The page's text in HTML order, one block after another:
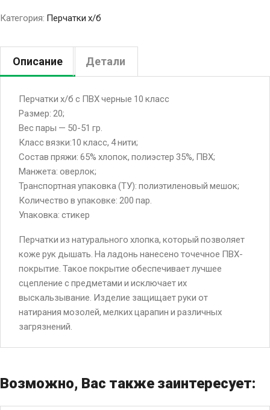
Категория: Перчатки х/б
Описание Детали
Перчатки х/б с ПВХ черные 10 класс
Размер: 20;
Вес пары — 50-51 гр.
Класс вязки:10 класс, 4 нити;
Состав пряжи: 65% хлопок, полиэстер 35%, ПВХ;
Манжета: оверлок;
Транспортная упаковка (ТУ): полиэтиленовый мешок;
Количество в упаковке: 200 пар.
Упаковка: стикер
Перчатки из натурального хлопка, который позволяет
коже рук дышать. На ладонь нанесено точечное ПВХ-
покрытие. Такое покрытие обеспечивает лучшее
сцепление с предметами и исключает их
выскальзывание. Изделие защищает руки от
натирания мозолей, мелких царапин и различных
загрязнений.
Возможно, Вас также заинтересует: